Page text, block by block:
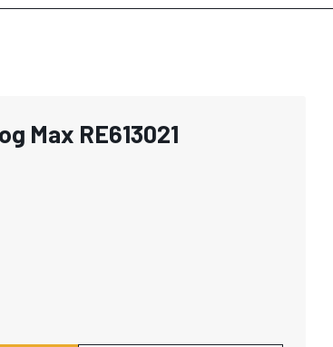
Max RE613021